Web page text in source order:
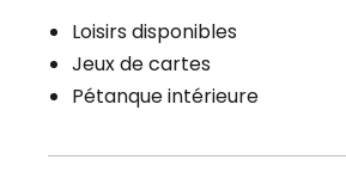
Loisirs disponibles
Jeux de cartes
Pétanque intérieure